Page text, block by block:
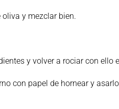
y mezclar bien.
y volver a rociar con ello
con papel de hornear y